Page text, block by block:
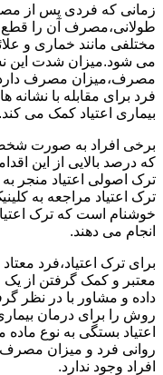
زمانی که فردی پس از
طولانی،مصرف آن را قطع
مختلفی مانند خماری و
می شود.میزان شدت این
مصرف،میزان مصرف
فرد برای مقابله با
بیماری اعتیاد کمک می کند.
برخی افراد به صورت
که درصد بالایی از این
ترک اصولی اعتیاد منجر
ترک اعتیاد مراجعه به
خوشنام است که ترک
انجام می دهند.
برای ترک اعتیاد،فرد
معتبر و کمک گرفتن از یک
داده و مشاور با در نظر
روش را برای درمان
اعتیاد بستگی به نوع
روانی فرد و میزان
افراد وجود ندارد.